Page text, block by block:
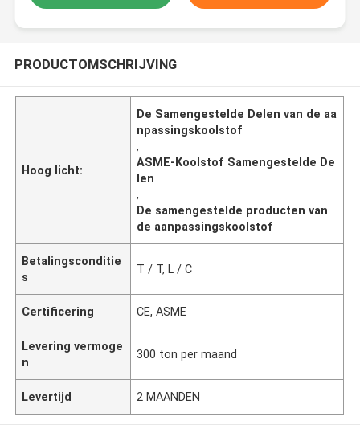
PRODUCTOMSCHRIJVING
Hoog licht:
De Samengestelde Delen van de aa
npassingskoolstof
,
ASME-Koolstof Samengestelde De
len
,
De samengestelde producten van
de aanpassingskoolstof
Betalingsconditie
s
T / T, L / C
Certificering CE, ASME
Levering vermoge
n
300 ton per maand
Levertijd 2 MAANDEN